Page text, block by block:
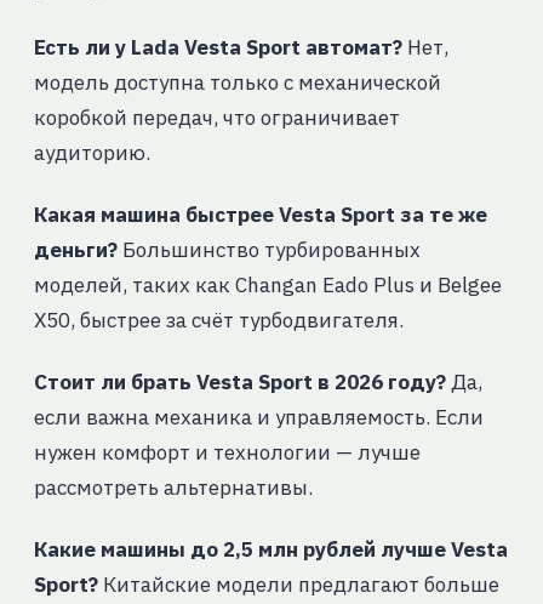
Есть ли у Lada Vesta Sport автомат?Нет,
модель доступна только с механической
коробкой передач, что ограничивает
аудиторию.
Какая машина быстрее Vesta Sport за те же
деньги?Большинство турбированных
моделей, таких как Changan Eado Plus и Belgee
X50, быстрее за счёт турбодвигателя.
Стоит ли брать Vesta Sport в 2026 году?Да,
если важна механика и управляемость. Если
нужен комфорт и технологии — лучше
рассмотреть альтернативы.
Какие машины до 2,5 млн рублей лучше Vesta
Sport?Китайские модели предлагают больше